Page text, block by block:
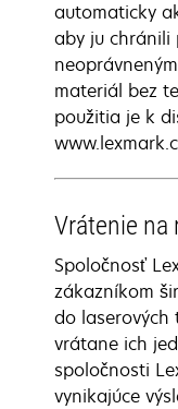
automaticky
aby ju chránili
materiál bez
použitia je k
Vrátenie na
Spoločnosť
zákazníkom
do laserových
vrátane ich
spoločnosti
vynikajúce